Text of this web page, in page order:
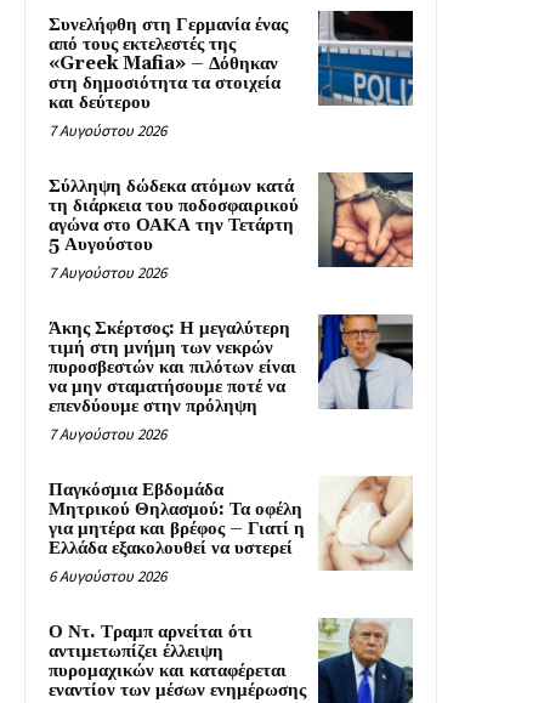
Συνελήφθη στη Γερμανία ένας
από τους εκτελεστές της
«Greek Mafia» – Δόθηκαν
στη δημοσιότητα τα στοιχεία
και δεύτερου
7 Αυγούστου 2026
Σύλληψη δώδεκα ατόμων κατά
τη διάρκεια του ποδοσφαιρικού
αγώνα στο ΟΑΚΑ την Τετάρτη
5 Αυγούστου
7 Αυγούστου 2026
Άκης Σκέρτσος: Η μεγαλύτερη
τιμή στη μνήμη των νεκρών
πυροσβεστών και πιλότων είναι
να μην σταματήσουμε ποτέ να
επενδύουμε στην πρόληψη
7 Αυγούστου 2026
Παγκόσμια Εβδομάδα
Μητρικού Θηλασμού: Τα οφέλη
για μητέρα και βρέφος – Γιατί η
Ελλάδα εξακολουθεί να υστερεί
6 Αυγούστου 2026
Ο Ντ. Τραμπ αρνείται ότι
αντιμετωπίζει έλλειψη
πυρομαχικών και καταφέρεται
εναντίον των μέσων ενημέρωσης